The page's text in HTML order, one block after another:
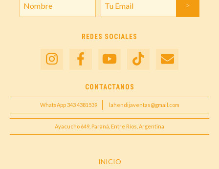
REDES SOCIALES
CONTACTANOS
WhatsApp 343 4381539 lahendijaventas@gmail.com
Ayacucho 649, Paraná, Entre Ríos, Argentina
INICIO